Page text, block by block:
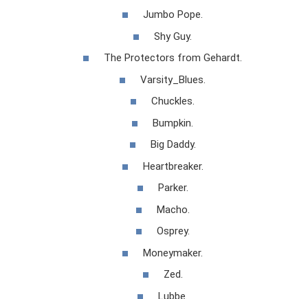
Jumbo Pope.
Shy Guy.
The Protectors from Gehardt.
Varsity_Blues.
Chuckles.
Bumpkin.
Big Daddy.
Heartbreaker.
Parker.
Macho.
Osprey.
Moneymaker.
Zed.
Lubbe.